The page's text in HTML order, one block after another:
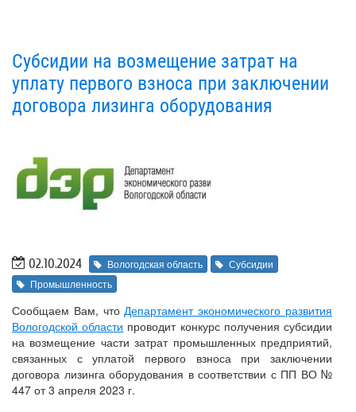
Субсидии на возмещение затрат на
уплату первого взноса при заключении
договора лизинга оборудования
02.10.2024 Вологодская область
Субсидии
Промышленность
Сообщаем Вам, что Департамент экономического развития
Вологодской области проводит конкурс получения субсидии
на возмещение части затрат промышленных предприятий,
связанных с уплатой первого взноса при заключении
договора лизинга оборудования в соответствии с ПП ВО №
447 от 3 апреля 2023 г.